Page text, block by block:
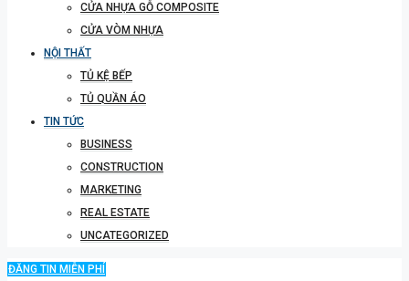
CỬA NHỰA GỖ COMPOSITE
CỬA VÒM NHỰA
NỘI THẤT
TỦ KỆ BẾP
TỦ QUẦN ÁO
TIN TỨC
BUSINESS
CONSTRUCTION
MARKETING
REAL ESTATE
UNCATEGORIZED
ĐĂNG TIN MIỄN PHÍ